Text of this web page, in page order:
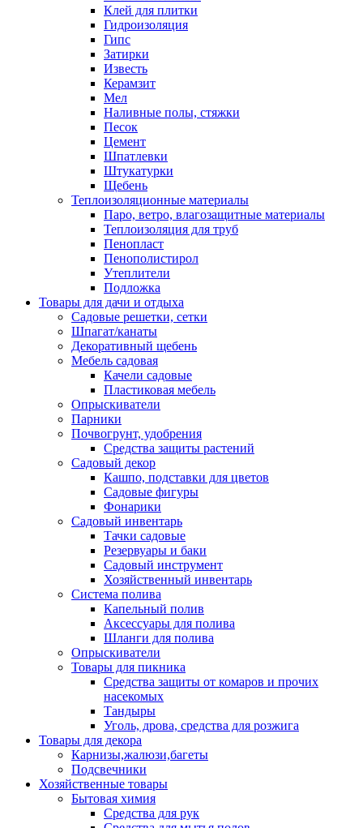
Клей для плитки
Гидроизоляция
Гипс
Затирки
Известь
Керамзит
Мел
Наливные полы, стяжки
Песок
Цемент
Шпатлевки
Штукатурки
Щебень
Теплоизоляционные материалы
Паро, ветро, влагозащитные материалы
Теплоизоляция для труб
Пенопласт
Пенополистирол
Утеплители
Подложка
Товары для дачи и отдыха
Садовые решетки, сетки
Шпагат/канаты
Декоративный щебень
Мебель садовая
Качели садовые
Пластиковая мебель
Опрыскиватели
Парники
Почвогрунт, удобрения
Средства защиты растений
Садовый декор
Кашпо, подставки для цветов
Садовые фигуры
Фонарики
Садовый инвентарь
Тачки садовые
Резервуары и баки
Садовый инструмент
Хозяйственный инвентарь
Система полива
Капельный полив
Аксессуары для полива
Шланги для полива
Опрыскиватели
Товары для пикника
Средства защиты от комаров и прочих
насекомых
Тандыры
Уголь, дрова, средства для розжига
Товары для декора
Карнизы,жалюзи,багеты
Подсвечники
Хозяйственные товары
Бытовая химия
Средства для рук